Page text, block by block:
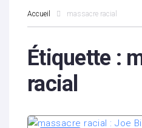
Accueil massacre racial
Étiquette :
racial